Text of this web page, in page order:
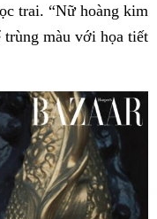
trai. “Nữ hoàng kim
trùng màu với họa tiết